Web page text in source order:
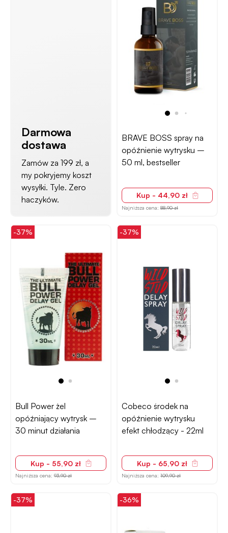
Darmowa
dostawa
Zamów za 199 zł, a
my pokryjemy koszt
wysyłki. Tyle. Zero
haczyków.
BRAVE BOSS spray na
opóźnienie wytrysku –
50 ml, bestseller
Kup - 44,90 zł
Najniższa cena: 88,90 zł
-37%
Bull Power żel
opóźniający wytrysk –
30 minut działania
Kup - 55,90 zł
Najniższa cena: 93,90 zł
-37%
Cobeco środek na
opóźnienie wytrysku
efekt chłodzący - 22ml
Kup - 65,90 zł
Najniższa cena: 109,90 zł
-37% -36%